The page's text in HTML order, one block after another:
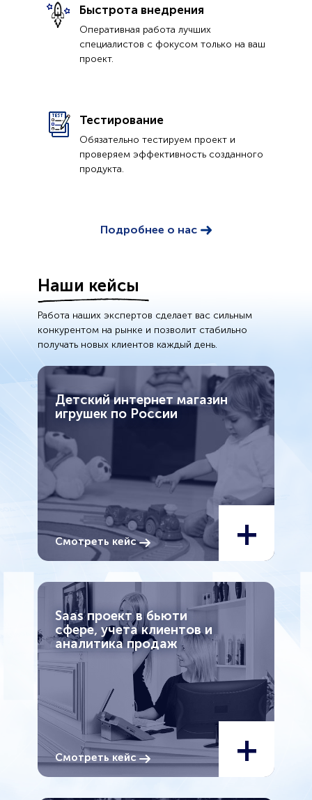
Быстрота внедрения
Оперативная работа лучших
специалистов с фокусом только на ваш
проект.
Тестирование
Обязательно тестируем проект и
проверяем эффективность созданного
продукта.
Подробнее о нас
Наши кейсы
Работа наших экспертов сделает вас сильным
конкурентом на рынке и позволит стабильно
получать новых клиентов каждый день.
Детский интернет магазин
игрушек по России
Смотреть кейс +
Saas проект в бьюти
сфере, учета клиентов и
аналитика продаж
Смотреть кейс +